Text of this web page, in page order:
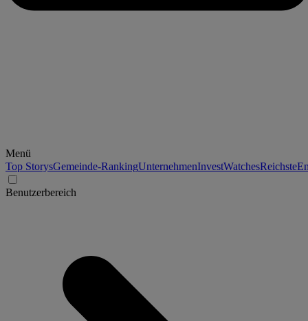
Menü
Top StorysGemeinde-RankingUnternehmenInvestWatchesReichste
Benutzerbereich